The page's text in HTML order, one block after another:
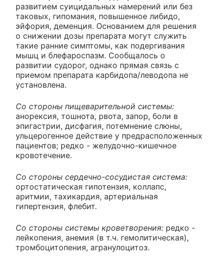
развитием суицидальных намерений или без
таковых, гипомания, повышенное либидо,
эйфория, деменция. Основанием для решения
о снижении дозы препарата могут служить
такие ранние симптомы, как подергивания
мышц и блефароспазм. Сообщалось о
развитии судорог, однако прямая связь с
приемом препарата карбидопа/леводопа не
установлена.
Со стороны пищеварительной системы:
анорексия, тошнота, рвота, запор, боли в
эпигастрии, дисфагия, потемнение слюны,
ульцерогенное действие у предрасположенных
пациентов; редко - желудочно-кишечное
кровотечение.
Со стороны сердечно-сосудистая система:
ортостатическая гипотензия, коллапс,
аритмии, тахикардия, артериальная
гипертензия, флебит.
Со стороны системы кроветворения: редко -
лейкопения, анемия (в т.ч. гемолитическая),
тромбоцитопения, агранулоцитоз.